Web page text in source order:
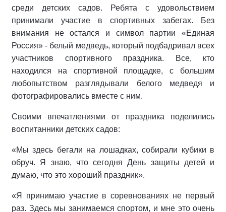
среди детских садов. Ребята с удовольствием
принимали участие в спортивных забегах. Без
внимания не остался и символ партии «Единая
Россия» - белый медведь, который подбадривал всех
участников спортивного праздника. Все, кто
находился на спортивной площадке, с большим
любопытством разглядывали белого медведя и
фотографировались вместе с ним.
Своими впечатлениями от праздника поделились
воспитанники детских садов:
«Мы здесь бегали на лошадках, собирали кубики в
обруч. Я знаю, что сегодня День защиты детей и
думаю, что это хороший праздник».
«Я принимаю участие в соревнованиях не первый
раз. Здесь мы занимаемся спортом, и мне это очень